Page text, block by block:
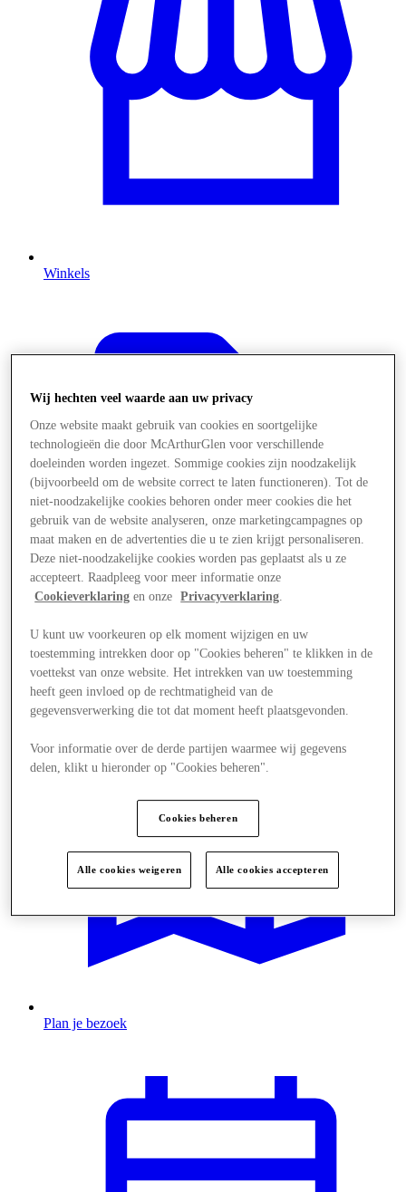
Winkels
Aanbiedingen
Plan je bezoek
Wij hechten veel waarde aan uw privacy
Onze website maakt gebruik van cookies en soortgelijke
technologieën die door McArthurGlen voor verschillende
doeleinden worden ingezet. Sommige cookies zijn noodzakelijk
(bijvoorbeeld om de website correct te laten functioneren). Tot de
niet-noodzakelijke cookies behoren onder meer cookies die het
gebruik van de website analyseren, onze marketingcampagnes op
maat maken en de advertenties die u te zien krijgt personaliseren.
Deze niet-noodzakelijke cookies worden pas geplaatst als u ze
accepteert. Raadpleeg voor meer informatie onze
Cookieverklaring en onze Privacyverklaring
U kunt uw voorkeuren op elk moment wijzigen en uw
toestemming intrekken door op "Cookies beheren" te klikken in de
voettekst van onze website. Het intrekken van uw toestemming
heeft geen invloed op de rechtmatigheid van de
gegevensverwerking die tot dat moment heeft plaatsgevonden.
Voor informatie over de derde partijen waarmee wij gegevens
delen, klikt u hieronder op "Cookies beheren".
Cookies beheren
Alle cookies weigeren Alle cookies accepteren